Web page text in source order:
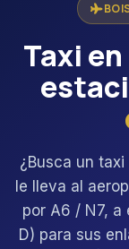
Taxi
¿Busca un
le lleva al
por A6 / N7, a
D) para sus